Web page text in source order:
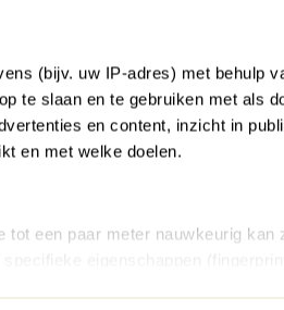
(bijv. uw IP-adres) met behulp
te slaan en te gebruiken met als
en content, inzicht in
en met welke doelen.
een paar meter nauwkeurig kan
en stel uw voorkeuren in het